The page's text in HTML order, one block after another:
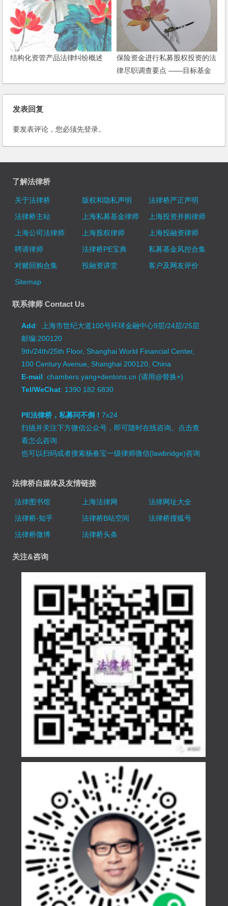
结构化资管产品法律纠纷概述
保险资金进行私募股权投资的法
律尽职调查要点 ——目标基金
篇（2023）
发表回复
要发表评论，您必须先登录。
了解法律桥
关于法律桥 版权和隐私声明
法律桥严正声明
法律桥主站
上海私募基金律师
上海投资并购律师
上海公司法律师
上海股权律师
上海投融资律师
聘请律师
法律桥PE宝典
私募基金风控合集
对赌回购合集
投融资讲堂
客户及网友评价
Sitemap
联系律师 Contact Us
Add: 上海市世纪大道100号环球金融中心9层/24层/25层
邮编:200120
9th/24th/25th Floor, Shanghai World Financial Center,
100 Century Avenue, Shanghai 200120, China
E-mail: chambers.yang+dentons.cn (请用@替换+)
Tel/WeChat: 1390 182 6830
PE法律桥，私募问不倒！7x24
扫描并关注下方微信公众号，即可随时在线咨询。 点击查
看怎么咨询
也可以扫码或者搜索杨春宝一级律师微信(lawbridge)咨询
法律桥自媒体及友情链接
法律图书馆 上海法律网
法律网址大全
法律桥-知乎
法律桥B站空间
法律桥搜狐号
法律桥微博
法律桥头条
关注&咨询